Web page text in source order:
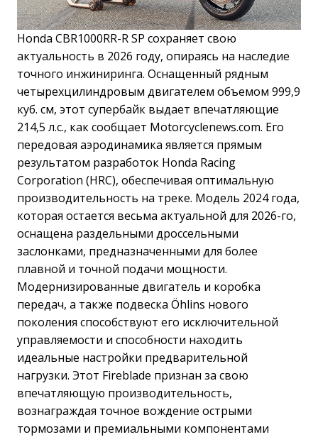
Honda CBR1000RR-R SP сохраняет свою
актуальность в 2026 году, опираясь на наследие
точного инжиниринга. Оснащенный рядным
четырехцилиндровым двигателем объемом 999,9
куб. см, этот супербайк выдает впечатляющие
214,5 л.с., как сообщает Motorcyclenews.com. Его
передовая аэродинамика является прямым
результатом разработок Honda Racing
Corporation (HRC), обеспечивая оптимальную
производительность на треке. Модель 2024 года,
которая остается весьма актуальной для 2026-го,
оснащена раздельными дроссельными
заслонками, предназначенными для более
плавной и точной подачи мощности.
Модернизированные двигатель и коробка
передач, а также подвеска Öhlins нового
поколения способствуют его исключительной
управляемости и способности находить
идеальные настройки предварительной
нагрузки. Этот Fireblade признан за свою
впечатляющую производительность,
вознаграждая точное вождение острыми
тормозами и премиальными компонентами